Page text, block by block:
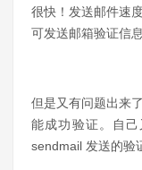
很快！发送邮件速
可发送邮箱验证信息
但是又有问题出来
能成功验证。自
sendmail 发送的验